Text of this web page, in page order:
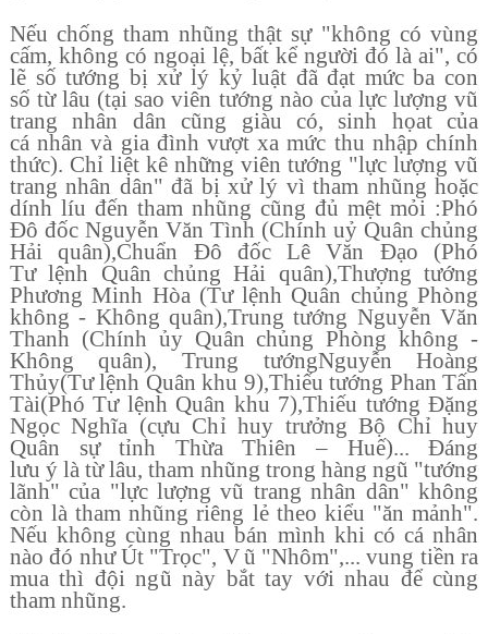
Nếu chống tham nhũng thật sự "không có vùng
cấm, không có ngoại lệ, bất kể ngườiđó là ai", có
lẽsố tướng bịxửlýkỷluật đãđạt mức ba con
số từlâu (tại sao viên tướng nào của lực lượng vũ
trang nhân dân cũng giàu có, sinh họat của
cánhân và gia đình vượt xa mức thu nhập chính
thức). Chỉliệt kê những viên tướng "lực lượng vũ
trang nhân dân" đã bịxửlý vìtham nhũng hoặc
dính líu đến tham nhũng cũngđủ mệt mỏi :Phó
Đô đốc Nguyễn Văn Tình (Chính uỷ Quân chủng
Hải quân),Chuẩn Đô đốc Lê Văn Đạo (Phó
Tưlệnh Quân chủng Hải quân),Thượng tướng
Phương Minh Hòa (Tưlệnh Quân chủng Phòng
không - Không quân),Trung tướng Nguyễn Văn
Thanh (Chính ủy Quân chủng Phòng không -
Không quân), Trung tướngNguyễn Hoàng
Thủy(Tưlệnh Quân khu 9),Thiếu tướng Phan Tấn
Tài(Phó Tưlệnh Quân khu 7),Thiếu tướng Đặng
Ngọc Nghĩa (cựu Chỉhuy trưởng Bộ Chỉhuy
Quân sựtỉnh Thừa Thiên –Huế)...Đáng
lưuý là từlâu, tham nhũng trong hàng ngũ "tướng
lãnh"của "lực lượng vũ trang nhân dân" không
còn là tham nhũng riêng lẻtheo kiểu "ăn mảnh".
Nếu không cùng nhau bán mình khi có cánhân
nàođó như Út "Trọc", Vũ "Nhôm",... vung tiền ra
mua thì đội ngũ này bắt tay với nhau đểcùng
tham nhũng.